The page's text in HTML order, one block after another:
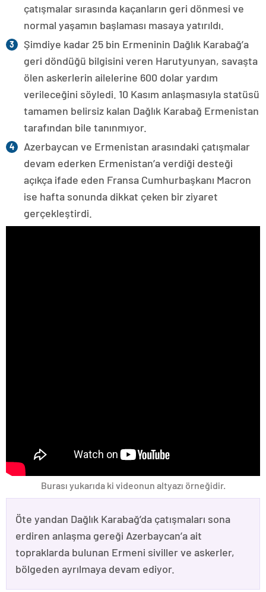
çatışmalar sırasında kaçanların geri dönmesi ve
normal yaşamın başlaması masaya yatırıldı.
Şimdiye kadar 25 bin Ermeninin Dağlık Karabağ’a
geri döndüğü bilgisini veren Harutyunyan, savaşta
ölen askerlerin ailelerine 600 dolar yardım
verileceğini söyledi. 10 Kasım anlaşmasıyla statüsü
tamamen belirsiz kalan Dağlık Karabağ Ermenistan
tarafından bile tanınmıyor.
Azerbaycan ve Ermenistan arasındaki çatışmalar
devam ederken Ermenistan’a verdiği desteği
açıkça ifade eden Fransa Cumhurbaşkanı Macron
ise hafta sonunda dikkat çeken bir ziyaret
gerçekleştirdi.
Burası yukarıda ki videonun altyazı örneğidir.
Öte yandan Dağlık Karabağ’da çatışmaları sona
erdiren anlaşma gereği Azerbaycan’a ait
topraklarda bulunan Ermeni siviller ve askerler,
bölgeden ayrılmaya devam ediyor.